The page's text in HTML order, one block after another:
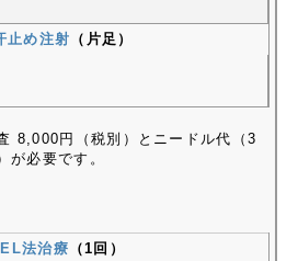
止め注射 （片足）
8,000円（税別）とニードル代（3
が必要です。
EL法治療 （1回）